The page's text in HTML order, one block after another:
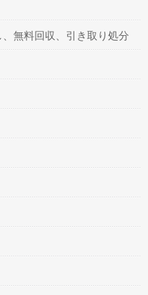
無料回収、引き取り処分